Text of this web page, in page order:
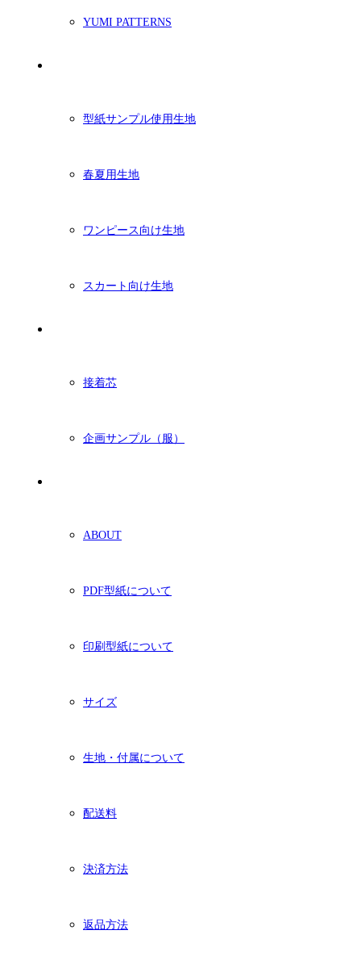
YUMI PATTERNS
型紙サンプル使用生地
春夏用生地
ワンピース向け生地
スカート向け生地
接着芯
企画サンプル（服）
ABOUT
PDF型紙について
印刷型紙について
サイズ
生地・付属について
配送料
決済方法
返品方法